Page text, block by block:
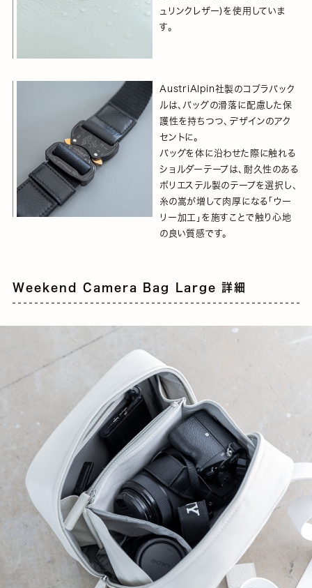
ュリンクレザー)を使用していま
す。
AustriAlpin社製のコブラバック
ルは、バッグの滑落に配慮した保
護性を持ちつつ、デザインのアク
セントに。
バッグを体に沿わせた際に触れる
ショルダーテープは、耐久性のある
ポリエステル製のテープを選択し、
糸の嵩が増して肉厚になる「ウー
リー加工」を施すことで触り心地
の良い質感です。
Weekend Camera Bag Large 詳細